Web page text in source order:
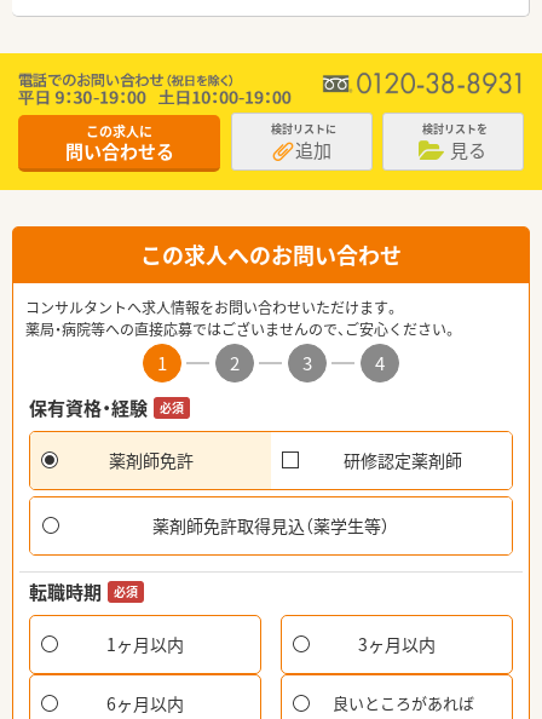
この求人に
問い合わせる
検討リストに
追加
検討リストを
見る
この求人へのお問い合わせ
コンサルタントへ求人情報をお問い合わせいただけます。
薬局・病院等への直接応募ではございませんので、ご安心ください。
1 2 3
4
保有資格・経験
必須
薬剤師免許 研修認定薬剤師
薬剤師免許取得見込（薬学生等）
転職時期 必須
1ヶ月以内 3ヶ月以内
6ヶ月以内 良いところがあれば